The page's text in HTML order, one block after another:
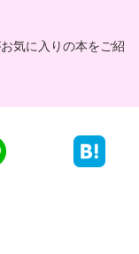
気に入りの本をご紹